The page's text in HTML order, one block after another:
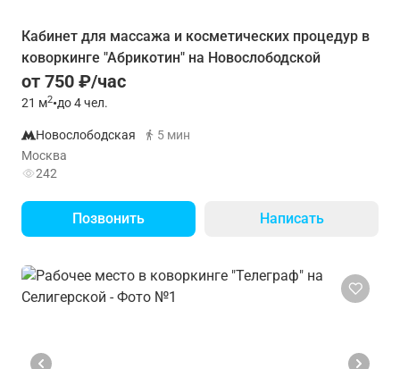
Кабинет для массажа и косметических процедур в
коворкинге "Абрикотин" на Новослободской
от 750 ₽/час
21 м2•до 4 чел.
Новослободская
5 мин
Москва
242
Позвонить Написать